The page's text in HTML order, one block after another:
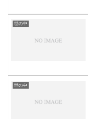
世の中
世の中